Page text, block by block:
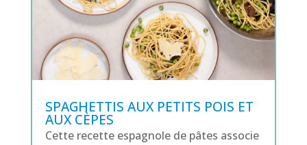
SPAGHETTIS AUX PETITS POIS ET
AUX CÈPES
Cette recette espagnole de pâtes associe